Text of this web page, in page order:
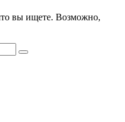
вы ищете. Возможно,